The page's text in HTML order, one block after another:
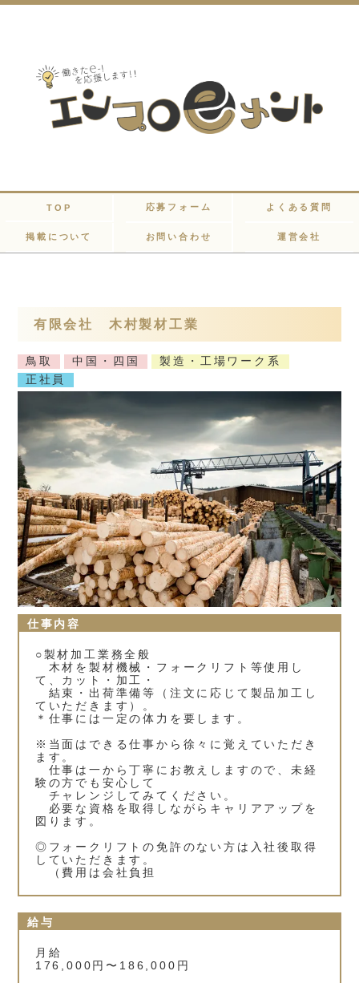
TOP 応募フォーム よくある質問
掲載について お問い合わせ 運営会社
有限会社 木村製材工業
鳥取 中国・四国
製造・工場ワーク系
正社員
仕事内容
○製材加工業務全般
木材を製材機械・フォークリフト等使用し
て、カット・加工・
結束・出荷準備等（注文に応じて製品加工し
ていただきます）。
＊仕事には一定の体力を要します。
※当面はできる仕事から徐々に覚えていただき
ます。
仕事は一から丁寧にお教えしますので、未経
験の方でも安心して
チャレンジしてみてください。
必要な資格を取得しながらキャリアアップを
図ります。
◎フォークリフトの免許のない方は入社後取得
していただきます。
（費用は会社負担
給与
月給
176,000円〜186,000円